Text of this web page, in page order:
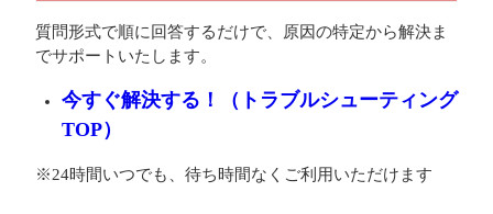
質問形式で順に回答するだけで、原因の特定から解決ま
でサポートいたします。
今すぐ解決する！（トラブルシューティング
TOP）
※24時間いつでも、待ち時間なくご利用いただけます